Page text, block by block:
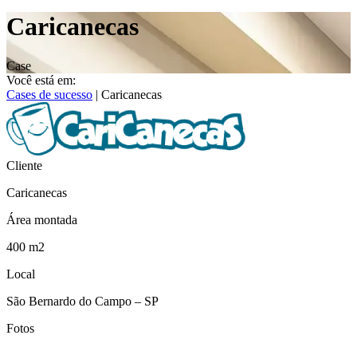
Caricanecas
Case
Você está em:
Cases de sucesso | Caricanecas
Cliente
Caricanecas
Área montada
400 m2
Local
São Bernardo do Campo – SP
Fotos